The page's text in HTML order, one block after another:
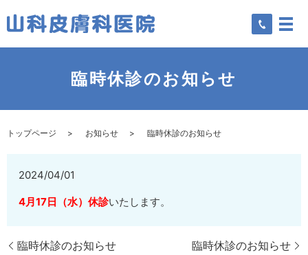
臨時休診のお知らせ
トップページ お知らせ 臨時休診のお知らせ
2024/04/01
4月17日（水）休診いたします。
臨時休診のお知らせ 臨時休診のお知らせ